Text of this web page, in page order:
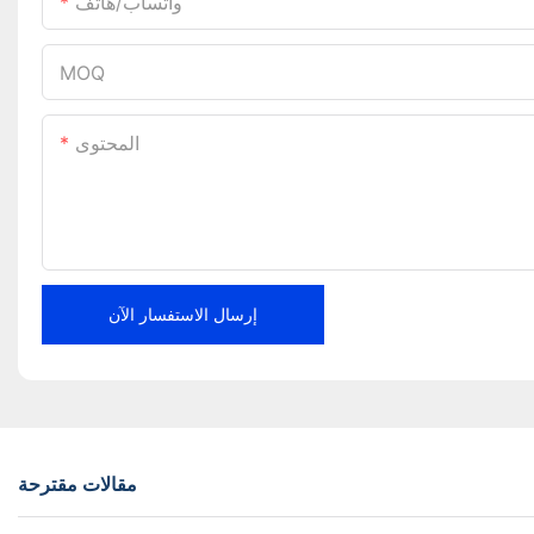
MOQ
المحتوى
إرسال الاستفسار الآن
مقالات مقترحة